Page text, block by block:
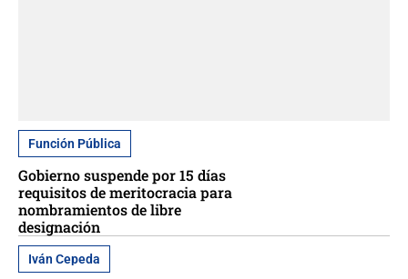
Función Pública
Gobierno suspende por 15 días
requisitos de meritocracia para
nombramientos de libre
designación
Iván Cepeda